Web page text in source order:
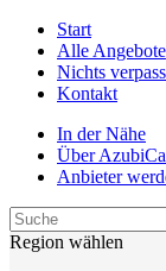
Start
Alle Angebote
Nichts
Kontakt
In der Nähe
Über
Anbieter
Region wählen